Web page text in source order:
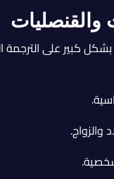
والقنصليات
كبير على
والزواج.